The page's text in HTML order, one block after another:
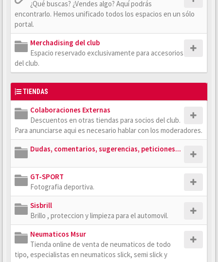
¿Qué buscas? ¿Vendes algo? Aquí podrás
encontrarlo. Hemos unificado todos los espacios en un sólo
portal.
Merchadising del club
Espacio reservado exclusivamente para accesorios
del club.
TIENDAS
Colaboraciones Externas
Descuentos en otras tiendas para socios del club.
Para anunciarse aqui es necesario hablar con los moderadores.
Dudas, comentarios, sugerencias, peticiones...
GT-SPORT
Fotografia deportiva.
Sisbrill
Brillo , proteccion y limpieza para el automovil.
Neumaticos Msur
Tienda online de venta de neumaticos de todo
tipo, especialistas en neumaticos slick, semi slick y